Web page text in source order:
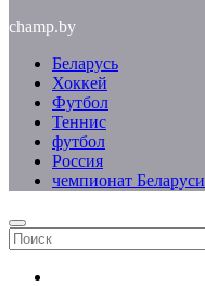
champ.by
Беларусь
Хоккей
Футбол
Теннис
футбол
Россия
чемпионат Беларуси